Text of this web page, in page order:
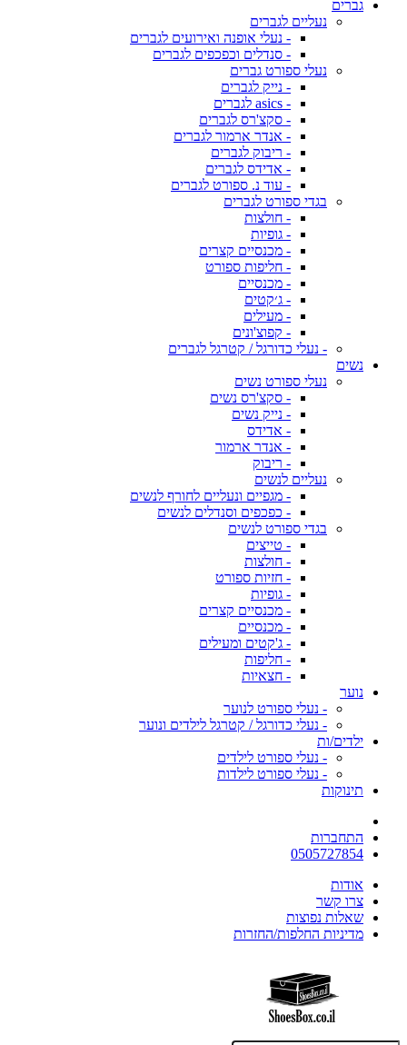
גברים
נעליים לגברים
- נעלי אופנה ואירועים לגברים
- סנדלים וכפכפים לגברים
נעלי ספורט גברים
- נייק לגברים
- asics לגברים
- סקצ'רס לגברים
- אנדר ארמור לגברים
- ריבוק לגברים
- אדידס לגברים
- עוד נ. ספורט לגברים
בגדי ספורט לגברים
- חולצות
- גופיות
- מכנסיים קצרים
- חליפות ספורט
- מכנסיים
- ג׳קטים
- מעילים
- קפוצ'ונים
- נעלי כדורגל / קטרגל לגברים
נשים
נעלי ספורט נשים
- סקצ'רס נשים
- נייק נשים
- אדידס
- אנדר ארמור
- ריבוק
נעליים לנשים
- מגפיים ונעליים לחורף לנשים
- כפכפים וסנדלים לנשים
בגדי ספורט לנשים
- טייצים
- חולצות
- חזיות ספורט
- גופיות
- מכנסיים קצרים
- מכנסיים
- ג'קטים ומעילים
- חליפות
- חצאיות
נוער
- נעלי ספורט לנוער
- נעלי כדורגל / קטרגל לילדים ונוער
ילדים/ות
- נעלי ספורט לילדים
- נעלי ספורט לילדות
תינוקות
התחברות
0505727854
אודות
צרו קשר
שאלות נפוצות
מדיניות החלפות/החזרות